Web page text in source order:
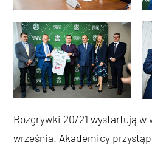
Rozgrywki 20/21 wystartują w
września. Akademicy